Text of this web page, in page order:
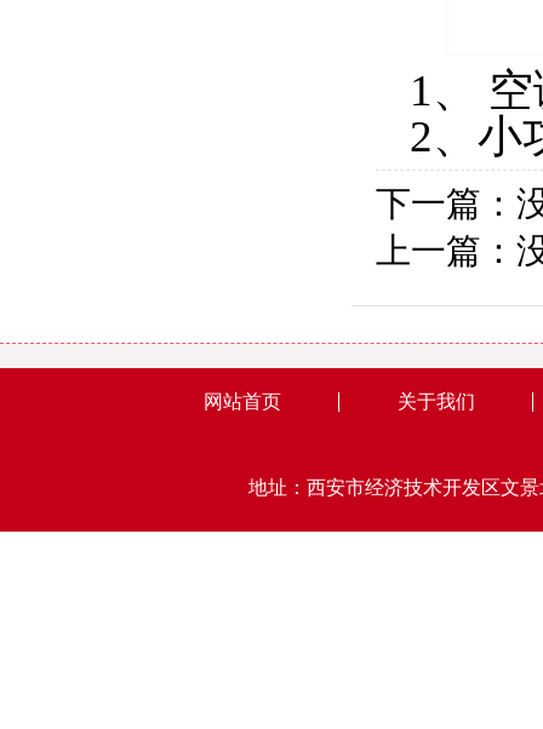
1、
2、小
下一篇：
上一篇：
网站首页 关于我们
地址：西安市经济技术开发区文景